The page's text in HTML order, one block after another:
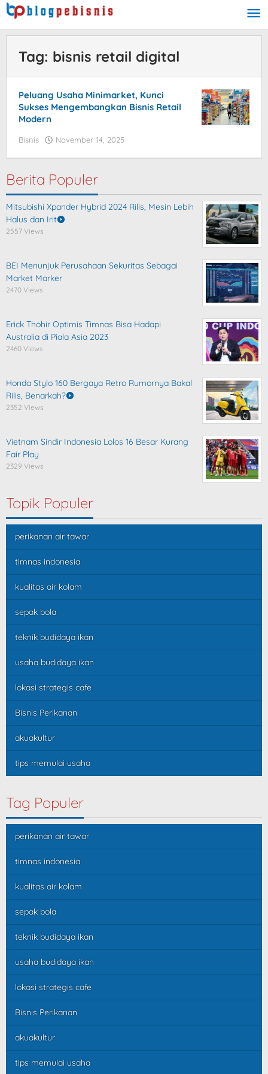
Skip
content
Tag: bisnis retail digital
Peluang Usaha Minimarket, Kunci
Sukses Mengembangkan Bisnis Retail
Modern
Bisnis November 14, 2025
Berita Populer
Mitsubishi Xpander Hybrid 2024 Rilis, Mesin Lebih
Halus dan Irit
2557 Views
BEI Menunjuk Perusahaan Sekuritas Sebagai
Market Marker
2470 Views
Erick Thohir Optimis Timnas Bisa Hadapi
Australia di Piala Asia 2023
2460 Views
Honda Stylo 160 Bergaya Retro Rumornya Bakal
Rilis, Benarkah?
2352 Views
Vietnam Sindir Indonesia Lolos 16 Besar Kurang
Fair Play
2329 Views
Topik Populer
perikanan air tawar
timnas indonesia
kualitas air kolam
sepak bola
teknik budidaya ikan
usaha budidaya ikan
lokasi strategis cafe
Bisnis Perikanan
akuakultur
tips memulai usaha
Tag Populer
perikanan air tawar
timnas indonesia
kualitas air kolam
sepak bola
teknik budidaya ikan
usaha budidaya ikan
lokasi strategis cafe
Bisnis Perikanan
akuakultur
tips memulai usaha